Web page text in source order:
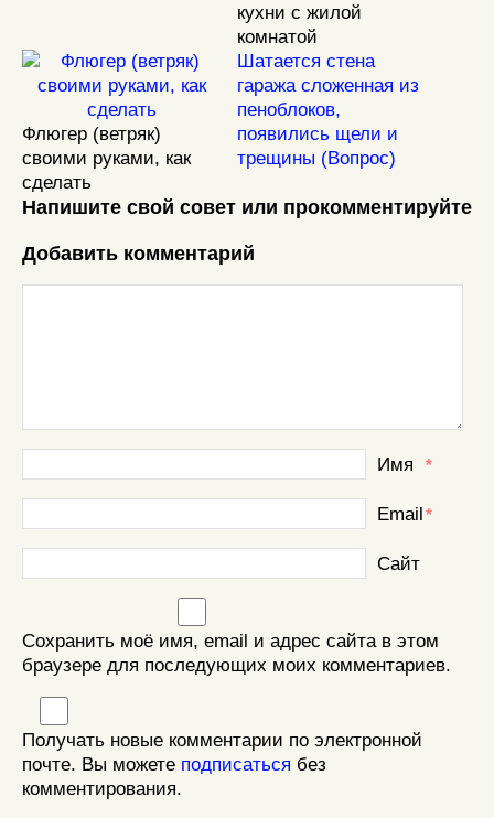
кухни с жилой
комнатой
Флюгер (ветряк)
своими руками, как
сделать
Шатается стена
гаража сложенная из
пеноблоков,
появились щели и
трещины (Вопрос)
Напишите свой совет или прокомментируйте
Добавить комментарий
Имя *
Email*
Сайт
Сохранить моё имя, email и адрес сайта в этом
браузере для последующих моих комментариев.
Получать новые комментарии по электронной
почте. Вы можете подписаться без
комментирования.